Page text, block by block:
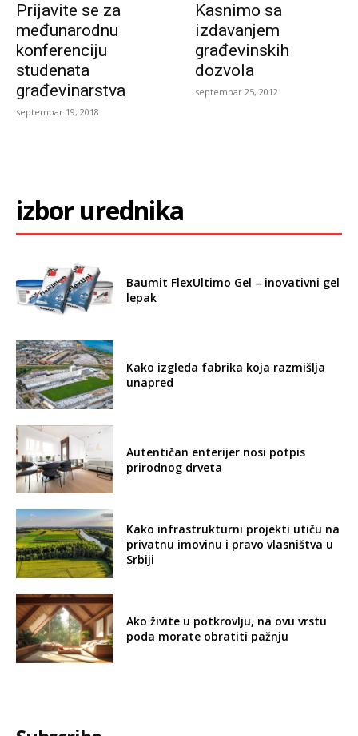
Prijavite se za
međunarodnu
konferenciju
studenata
građevinarstva
septembar 19, 2018
Kasnimo sa
izdavanjem
građevinskih
dozvola
septembar 25, 2012
izbor urednika
Baumit FlexUltimo Gel – inovativni gel
lepak
Kako izgleda fabrika koja razmišlja
unapred
Autentičan enterijer nosi potpis
prirodnog drveta
Kako infrastrukturni projekti utiču na
privatnu imovinu i pravo vlasništva u
Srbiji
Ako živite u potkrovlju, na ovu vrstu
poda morate obratiti pažnju